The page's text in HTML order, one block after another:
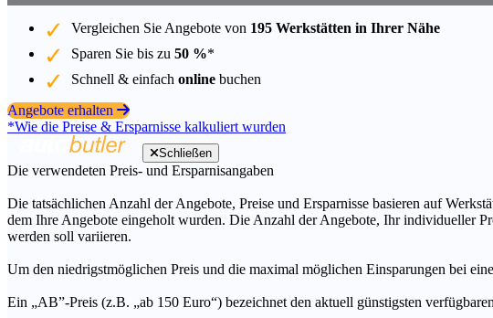
Vergleichen Sie Angebote von 195 Werkstätten in Ihrer Nähe
Sparen Sie bis zu 50 %*
Schnell & einfach online buchen
Angebote erhalten
*Wie die Preise & Ersparnisse kalkuliert wurden
Schließen
Die verwendeten Preis- und Ersparnisangaben
Die tatsächlichen Anzahl der Angebote, Preise und Ersparnisse basieren auf
dem Ihre Angebote eingeholt wurden. Die Anzahl der Angebote, Ihr individueller
werden soll variieren.
Um den niedrigstmöglichen Preis und die maximal möglichen Einsparungen bei
Ein „AB”-Preis (z.B. „ab 150 Euro“) bezeichnet den aktuell günstigsten